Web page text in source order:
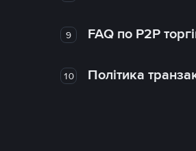
9 FAQ по P2P
10 Політика